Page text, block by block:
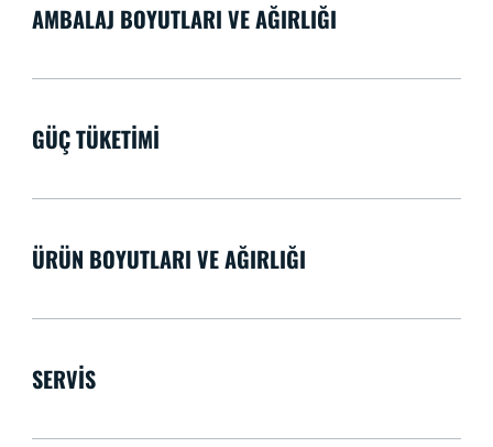
AMBALAJ BOYUTLARI VE AĞIRLIĞI
GÜÇ TÜKETIMI
ÜRÜN BOYUTLARI VE AĞIRLIĞI
SERVIS